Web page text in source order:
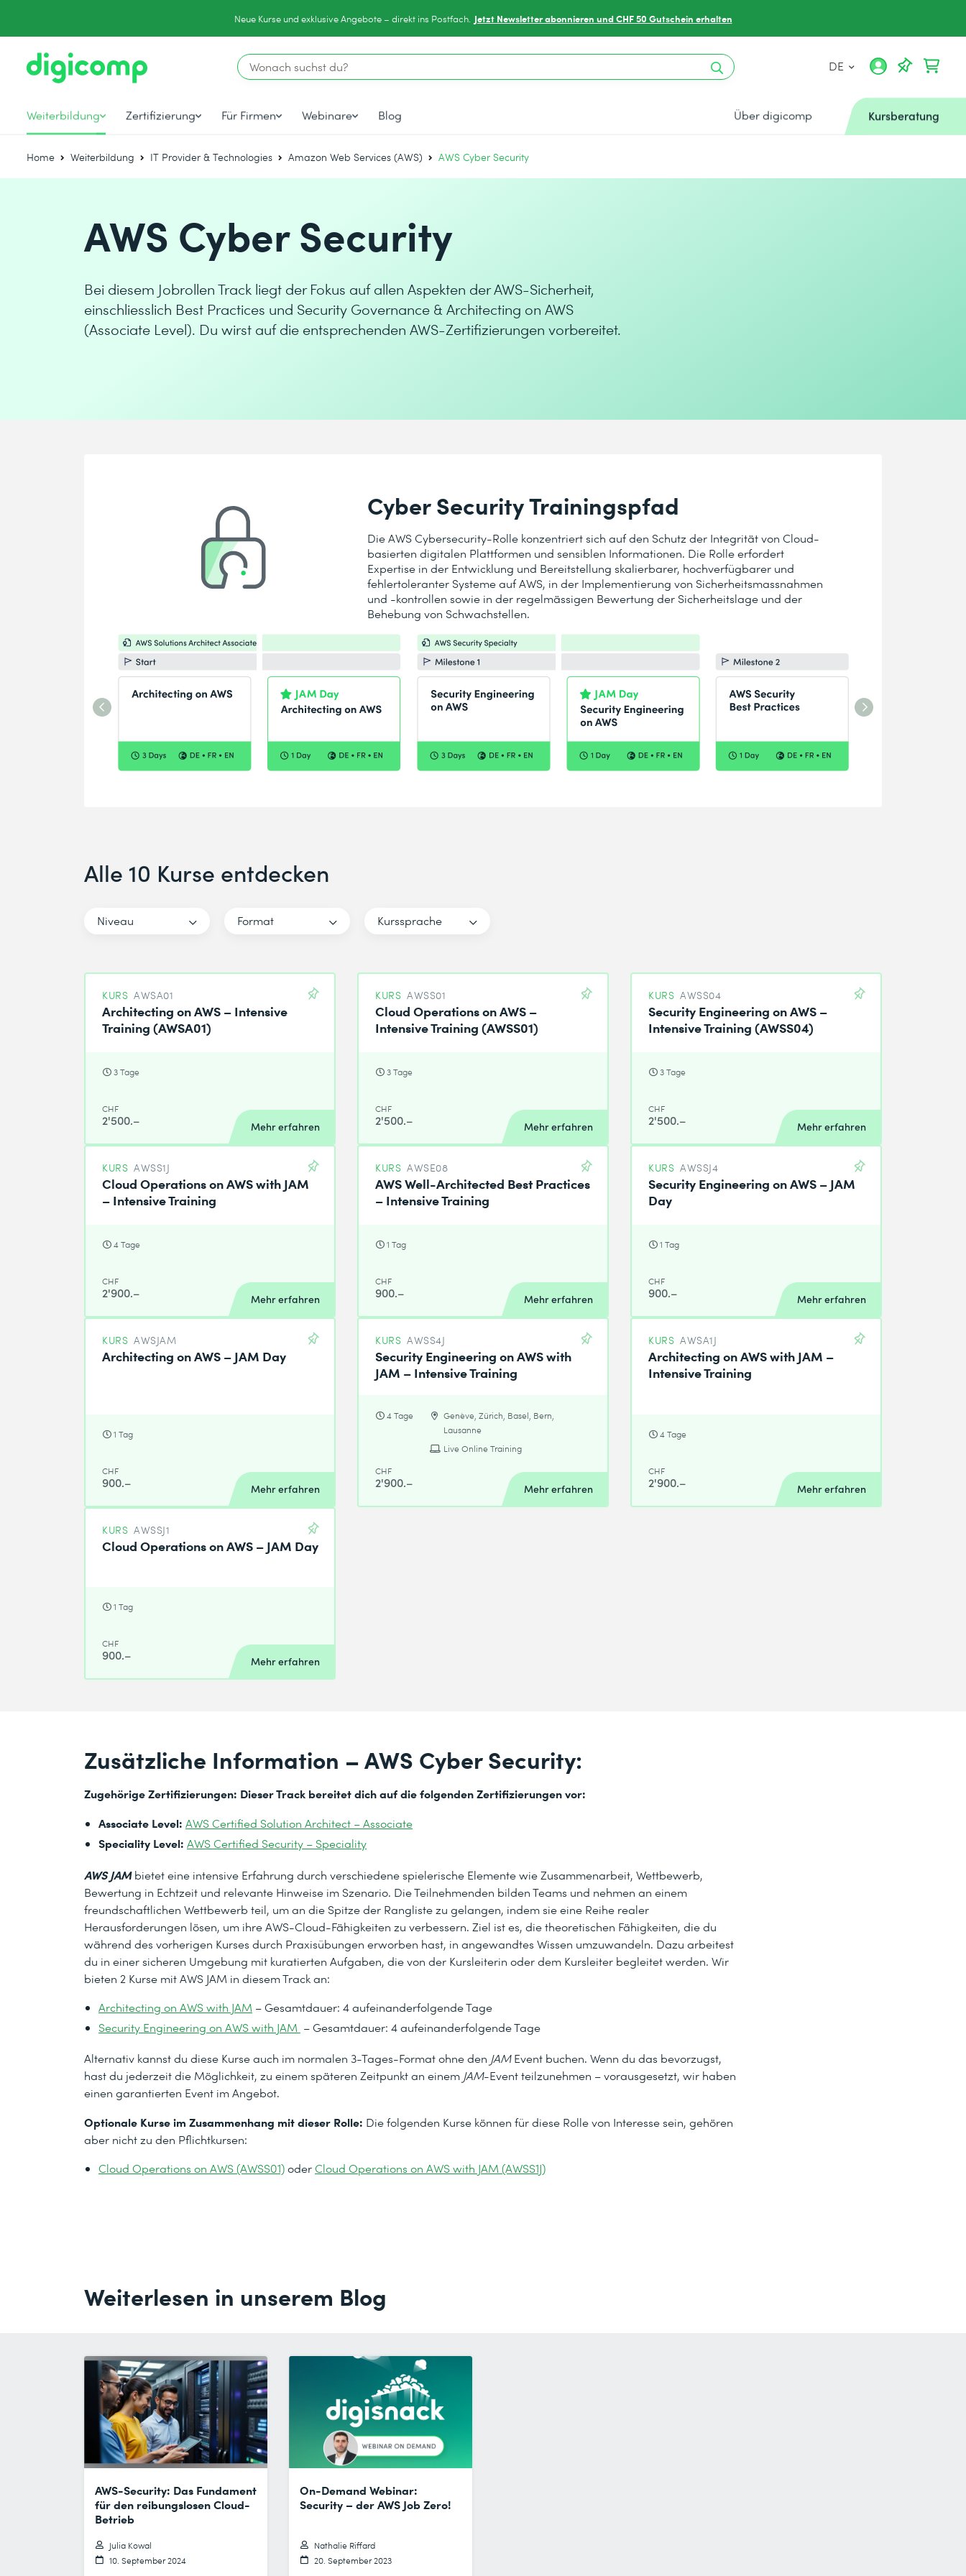
Neue Kurse und exklusive Angebote – direkt ins Postfach. Jetzt Newsletter abonnieren und CHF 50 Gutschein erhalten
DE
Weiterbildung Zertifizierung Für Firmen Webinare Blog Über digicomp Kursberatung
Home Weiterbildung IT Provider & Technologies Amazon Web Services (AWS) AWS Cyber Security
AWS Cyber Security
Bei diesem Jobrollen Track liegt der Fokus auf allen Aspekten der AWS-Sicherheit,
einschliesslich Best Practices und Security Governance & Architecting on AWS
(Associate Level). Du wirst auf die entsprechenden AWS-Zertifizierungen vorbereitet.
Cyber Security Trainingspfad
Die AWS Cybersecurity-Rolle konzentriert sich auf den Schutz der Integrität von Cloud-
basierten digitalen Plattformen und sensiblen Informationen. Die Rolle erfordert
Expertise in der Entwicklung und Bereitstellung skalierbarer, hochverfügbarer und
fehlertoleranter Systeme auf AWS, in der Implementierung von Sicherheitsmassnahmen
und -kontrollen sowie in der regelmässigen Bewertung der Sicherheitslage und der
Behebung von Schwachstellen.
Alle 10 Kurse entdecken
Niveau Format Kurssprache
KURS AWSA01
Architecting on AWS – Intensive
Training (AWSA01)
3 Tage
CHF
2'500.– Mehr erfahren
KURS AWSS01
Cloud Operations on AWS –
Intensive Training (AWSS01)
3 Tage
CHF
2'500.– Mehr erfahren
KURS AWSS04
Security Engineering on AWS –
Intensive Training (AWSS04)
3 Tage
CHF
2'500.– Mehr erfahren
KURS AWSS1J
Cloud Operations on AWS with JAM
– Intensive Training
4 Tage
CHF
2'900.– Mehr erfahren
KURS AWSE08
AWS Well-Architected Best Practices
– Intensive Training
1 Tag
CHF
900.– Mehr erfahren
KURS AWSSJ4
Security Engineering on AWS – JAM
Day
1 Tag
CHF
900.– Mehr erfahren
KURS AWSJAM
Architecting on AWS – JAM Day
1 Tag
CHF
900.– Mehr erfahren
KURS AWSS4J
Security Engineering on AWS with
JAM – Intensive Training
4 Tage
Genève, Zürich, Basel, Bern,
Lausanne
Live Online Training
CHF
2'900.– Mehr erfahren
KURS AWSA1J
Architecting on AWS with JAM –
Intensive Training
4 Tage
CHF
2'900.– Mehr erfahren
KURS AWSSJ1
Cloud Operations on AWS – JAM Day
1 Tag
CHF
900.– Mehr erfahren
Zusätzliche Information – AWS Cyber Security:
Zugehörige Zertifizierungen: Dieser Track bereitet dich auf die folgenden Zertifizierungen vor:
Associate Level: AWS Certified Solution Architect – Associate
Speciality Level: AWS Certified Security – Speciality
AWS JAM bietet eine intensive Erfahrung durch verschiedene spielerische Elemente wie Zusammenarbeit, Wettbewerb,
Bewertung in Echtzeit und relevante Hinweise im Szenario. Die Teilnehmenden bilden Teams und nehmen an einem
freundschaftlichen Wettbewerb teil, um an die Spitze der Rangliste zu gelangen, indem sie eine Reihe realer
Herausforderungen lösen, um ihre AWS-Cloud-Fähigkeiten zu verbessern. Ziel ist es, die theoretischen Fähigkeiten, die du
während des vorherigen Kurses durch Praxisübungen erworben hast, in angewandtes Wissen umzuwandeln. Dazu arbeitest
du in einer sicheren Umgebung mit kuratierten Aufgaben, die von der Kursleiterin oder dem Kursleiter begleitet werden. Wir
bieten 2 Kurse mit AWS JAM in diesem Track an:
Architecting on AWS with JAM – Gesamtdauer: 4 aufeinanderfolgende Tage
Security Engineering on AWS with JAM – Gesamtdauer: 4 aufeinanderfolgende Tage
Alternativ kannst du diese Kurse auch im normalen 3-Tages-Format ohne den JAMEvent buchen. Wenn du das bevorzugst,
hast du jederzeit die Möglichkeit, zu einem späteren Zeitpunkt an einem JAM-Event teilzunehmen – vorausgesetzt, wir haben
einen garantierten Event im Angebot.
Optionale Kurse im Zusammenhang mit dieser Rolle: Die folgenden Kurse können für diese Rolle von Interesse sein, gehören
aber nicht zu den Pflichtkursen:
Cloud Operations on AWS (AWSS01)oderCloud Operations on AWS with JAM (AWSS1J)
Weiterlesen in unserem Blog
AWS-Security: Das Fundament
für den reibungslosen Cloud-
Betrieb
Julia Kowal
10. September 2024
On-Demand Webinar:
Security – der AWS Job Zero!
Nathalie Riffard
20. September 2023